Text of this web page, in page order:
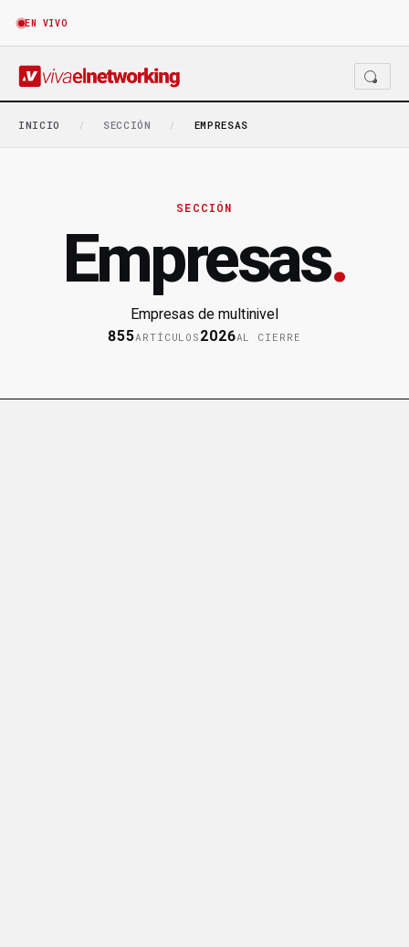
EN VIVO
INICIO / SECCIÓN / EMPRESAS
SECCIÓN
Empresas.
Empresas de multinivel
855ARTÍCULOS 2026AL CIERRE